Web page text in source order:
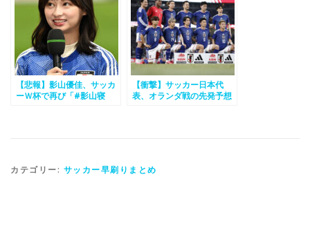
【悲報】影山優佳、サッカ
ーＷ杯で再び「#影山寝
【衝撃】サッカー日本代
表、オランダ戦の先発予想
カテゴリー: サッカー早刷りまとめ